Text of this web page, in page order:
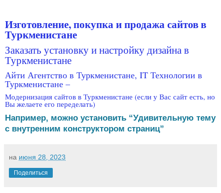
Изготовление, покупка и продажа сайтов в
Туркменистане
Заказать установку и настройку дизайна в
Туркменистане
Айти Агентство в Туркменистане, IT Технологии в
Туркменистане –
Модернизация сайтов в Туркменистане (если у Вас сайт есть, но
Вы желаете его переделать)
Например, можно установить “Удивительную тему
с внутренним конструктором страниц”
на июня 28, 2023
Поделиться